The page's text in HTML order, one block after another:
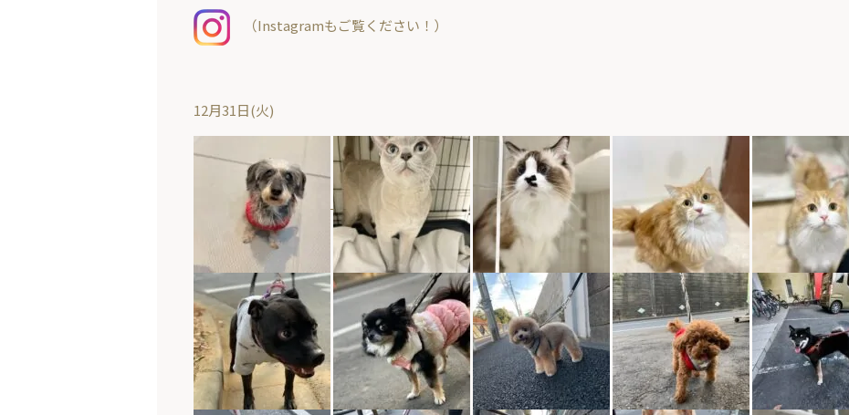
（Instagramもご覧ください！）
12月31日(火)